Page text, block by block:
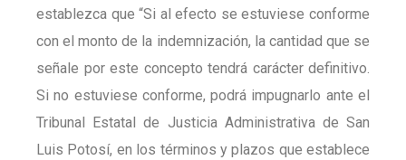
establezca que “Si al efecto se estuviese conforme
con el monto de la indemnización, la cantidad que se
señale por este concepto tendrá carácter definitivo.
Si no estuviese conforme, podrá impugnarlo ante el
Tribunal Estatal de Justicia Administrativa de San
Luis Potosí, en los términos y plazos que establece